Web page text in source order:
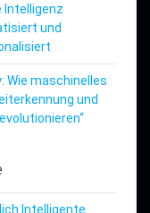
Intelligenz
und
Wie maschinelles
und
Intelligente